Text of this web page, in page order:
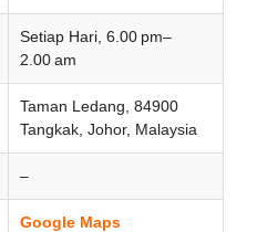
Setiap Hari, 6.00 pm–
2.00 am
Taman Ledang, 84900
Tangkak, Johor, Malaysia
–
Google Maps